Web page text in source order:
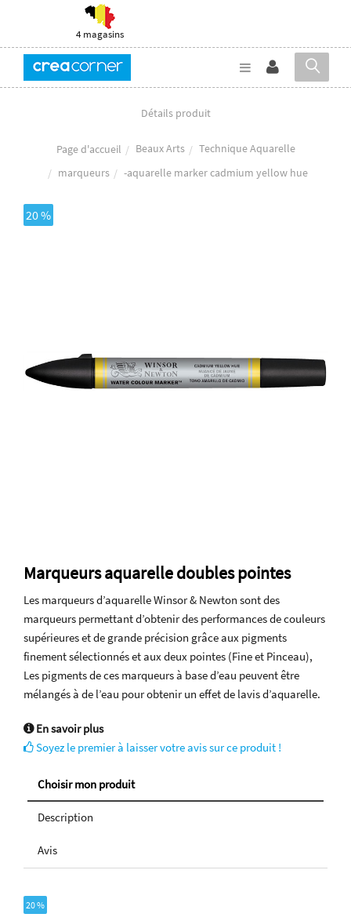
4 magasins
Détails produit
Page d'accueil Beaux Arts
Technique Aquarelle
marqueurs
-aquarelle marker cadmium yellow hue
20 %
Marqueurs aquarelle doubles pointes
Les marqueurs d’aquarelle Winsor & Newton sont des
marqueurs permettant d’obtenir des performances de couleurs
supérieures et de grande précision grâce aux pigments
finement sélectionnés et aux deux pointes (Fine et Pinceau),
Les pigments de ces marqueurs à base d’eau peuvent être
mélangés à de l’eau pour obtenir un effet de lavis d’aquarelle.
En savoir plus
Soyez le premier à laisser votre avis sur ce produit !
Choisir mon produit
Description
Avis
20 %